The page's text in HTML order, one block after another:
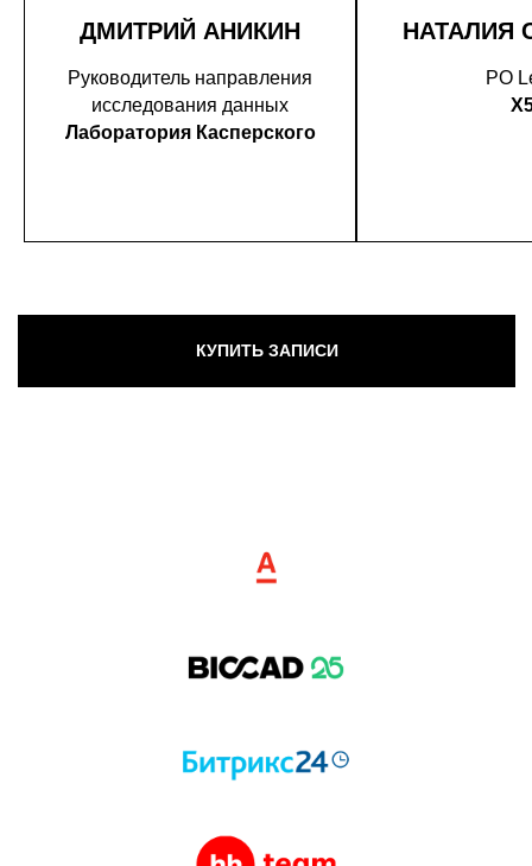
ДМИТРИЙ АНИКИН
Руководитель направления
исследования данных
Лаборатория Касперского
НАТАЛИЯ
PO